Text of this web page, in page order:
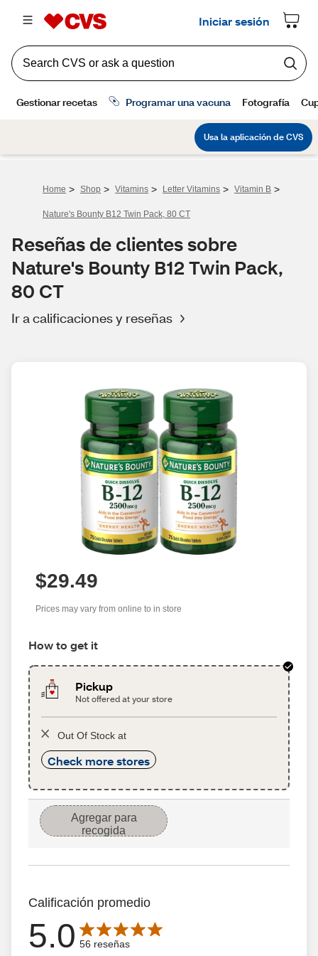
Home > Shop > Vitamins > Letter Vitamins > Vitamin B >
Nature's Bounty B12 Twin Pack, 80 CT
Reseñas de clientes sobre
Nature's Bounty B12 Twin Pack,
80 CT
Ir a calificaciones y reseñas
$29.49
Prices may vary from online to in store
How to get it
Pickup
Not offered at your store
Out Of Stock at
Check more stores
Agregar para
recogida
Calificación promedio
5.0
Average rating is 5.0 out of 5 stars with 56 reseñas
56 reseñas